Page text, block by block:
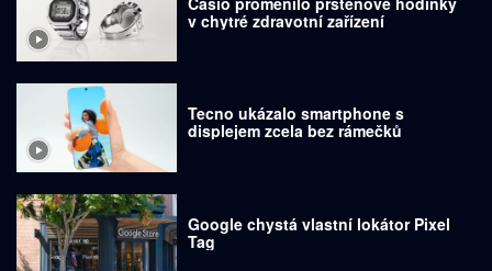
v chytré zdravotní zařízení
Tecno ukázalo smartphone s
displejem zcela bez rámečků
Google chystá vlastní lokátor Pixel
Tag